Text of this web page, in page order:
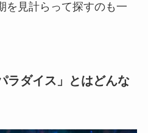
を見計らって探すのも一
ラダイス」とはどんな